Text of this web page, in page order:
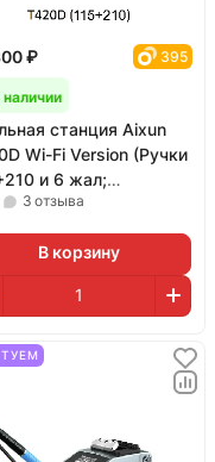
₽ 395
станция Aixun
Wi-Fi Version (Ручки
и 6 жал;
пульта BS08)
3 отзыва
В корзину